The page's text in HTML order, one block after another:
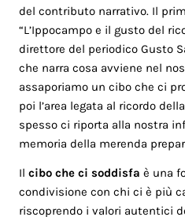
del contributo narrativo. Il
“L’Ippocampo e il gusto del
direttore del periodico Gusto
che narra cosa avviene nel
assaporiamo un cibo che ci
poi l’area legata al ricordo
spesso ci riporta alla nostra
memoria della merenda
Ilcibo che ci soddisfa è una
condivisione con chi ci è più
riscoprendo i valori autentici